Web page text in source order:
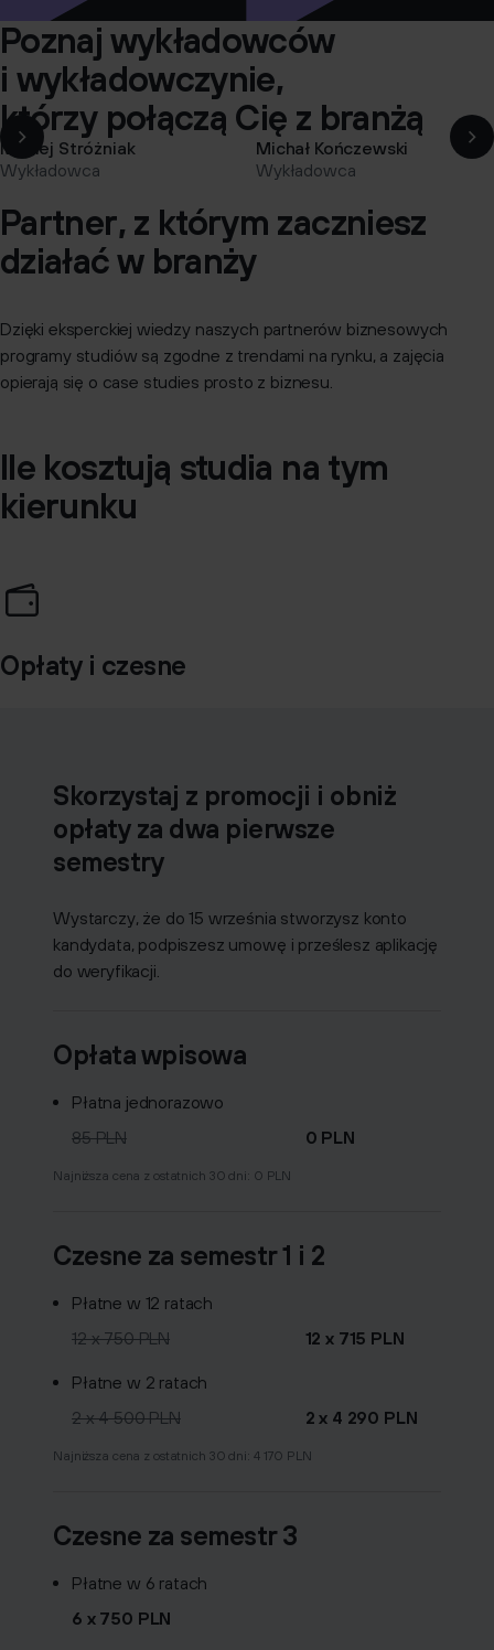
Poznaj wykładowców
i wykładowczynie,
którzy połączą Cię z branżą
Maciej Stróżniak
Wykładowca
Michał Kończewski
Wykładowca
Partner, z którym zaczniesz
działać w branży
Dzięki eksperckiej wiedzy naszych partnerów biznesowych
programy studiów są zgodne z trendami na rynku, a zajęcia
opierają się o case studies prosto z biznesu.
Ile kosztują studia na tym
kierunku
Opłaty i czesne
Skorzystaj z promocji i obniż
opłaty za dwa pierwsze
semestry
Wystarczy, że do 15 września stworzysz konto
kandydata, podpiszesz umowę i prześlesz aplikację
do weryfikacji.
Opłata wpisowa
Płatna jednorazowo
85 PLN
0 PLN
Najniższa cena z ostatnich 30 dni: 0 PLN
Czesne za semestr 1 i 2
Płatne w 12 ratach
12 x 750 PLN
12 x 715 PLN
Płatne w 2 ratach
2 x 4 500 PLN
2 x 4 290 PLN
Najniższa cena z ostatnich 30 dni: 4 170 PLN
Czesne za semestr 3
Płatne w 6 ratach
6 x 750 PLN